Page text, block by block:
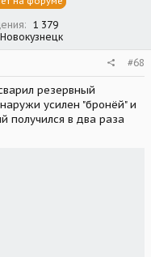
1 379
Новокузнецк
#68
резервный
усилен "бронëй" и
получился в два раза